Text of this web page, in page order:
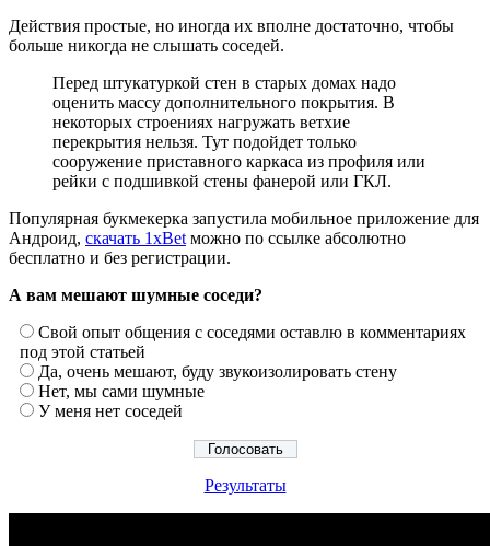
Действия простые, но иногда их вполне достаточно, чтобы
больше никогда не слышать соседей.
Перед штукатуркой стен в старых домах надо
оценить массу дополнительного покрытия. В
некоторых строениях нагружать ветхие
перекрытия нельзя. Тут подойдет только
сооружение приставного каркаса из профиля или
рейки с подшивкой стены фанерой или ГКЛ.
Популярная букмекерка запустила мобильное приложение для
Андроид, скачать 1xBet можно по ссылке абсолютно
бесплатно и без регистрации.
А вам мешают шумные соседи?
Свой опыт общения с соседями оставлю в комментариях
под этой статьей
Да, очень мешают, буду звукоизолировать стену
Нет, мы сами шумные
У меня нет соседей
Результаты